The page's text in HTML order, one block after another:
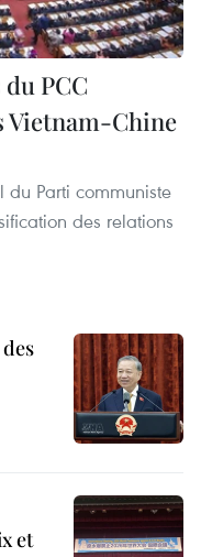
PCC
Vietnam-Chine
du Parti communiste
des relations
et